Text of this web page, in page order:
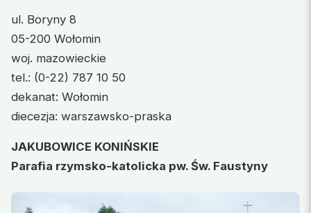
ul. Boryny 8
05-200 Wołomin
woj. mazowieckie
tel.: (0-22) 787 10 50
dekanat: Wołomin
diecezja: warszawsko-praska
JAKUBOWICE KONIŃSKIE
Parafia rzymsko-katolicka pw. Św. Faustyny